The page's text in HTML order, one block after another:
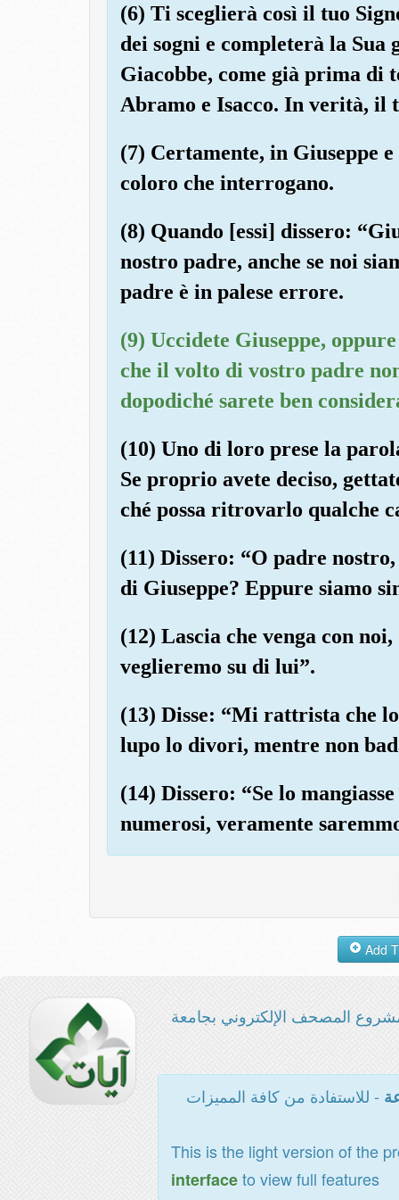
(6) Ti sceglierà così il tuo
dei sogni e completerà la
Giacobbe, come già prima di
Abramo e Isacco. In verità, il
(7) Certamente, in Giuseppe
coloro che interrogano.
(8) Quando [essi] dissero:
nostro padre, anche se noi
padre è in palese errore.
(9) Uccidete Giuseppe,
che il volto di vostro padre
dopodiché sarete ben
(10) Uno di loro prese la
Se proprio avete deciso,
ché possa ritrovarlo qualche
(11) Dissero: “O padre
di Giuseppe? Eppure siamo
(12) Lascia che venga con
veglieremo su di lui”.
(13) Disse: “Mi rattrista che
lupo lo divori, mentre non
(14) Dissero: “Se lo
numerosi, veramente
المصحف الإلكتروني بجامعة
- للاستفادة من كافة المميزات
This is the light version of the
interfaceto view full features